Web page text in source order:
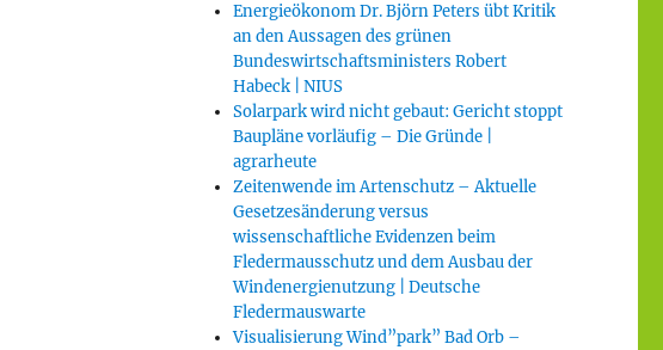
Energieökonom Dr. Björn Peters übt Kritik
an den Aussagen des grünen
Bundeswirtschaftsministers Robert
Habeck | NIUS
Solarpark wird nicht gebaut: Gericht stoppt
Baupläne vorläufig – Die Gründe |
agrarheute
Zeitenwende im Artenschutz – Aktuelle
Gesetzesänderung versus
wissenschaftliche Evidenzen beim
Fledermausschutz und dem Ausbau der
Windenergienutzung | Deutsche
Fledermauswarte
Visualisierung Wind”park” Bad Orb –